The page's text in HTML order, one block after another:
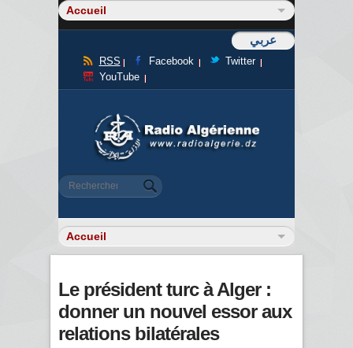
عربي
RSS Facebook
Twitter
YouTube
Formulaire de recherche
Rechercher
Le président turc à Alger :
donner un nouvel essor aux
relations bilatérales